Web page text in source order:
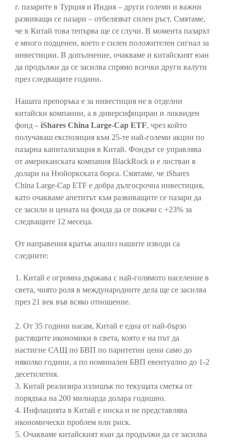
г. пазарите в Турция и Индия – други големи и важни
развиващи се пазари – отбелязват силен ръст. Смятаме,
че в Китай това тепърва ще се случи. В момента пазарът
е много подценен, което е силен положителен сигнал за
инвестиции. В допълнение, очакваме и китайският юан
да продължи да се засилва спрямо всички други валути
през следващите години.
Нашата препоръка е за инвестиция не в отделни
китайски компании, а в диверсифициран и ликвиден
фонд – iShares China Large-Cap ETF, чрез който
получаваш експозиция към 25-те най-големи акции по
пазарна капитализация в Китай. Фондът се управлява
от американската компания BlackRock и е листван в
долари на Нюйоркската борса. Смятаме, че iShares
China Large-Cap ETF е добра дългосрочна инвестиция,
като очакваме апетитът към развиващите се пазари да
се засили и цената на фонда да се покачи с +23% за
следващите 12 месеца.
От направения кратък анализ нашите изводи са
следните:
1. Китай е огромна държава с най-голямото население в
света, чиято роля в международните дела ще се засилва
през 21 век във всяко отношение.
2. От 35 години насам, Китай е една от най-бързо
растящите икономики в света, която е на път да
настигне САЩ по БВП по паритетни цени само до
няколко години, а по номинален БВП евентуално до 1-2
десетилетия.
3. Китай реализира излишък по текущата сметка от
порядъка на 200 милиарда долара годишно.
4. Инфлацията в Китай е ниска и не представлява
икономически проблем или риск.
5. Очакваме китайският юан да продължи да се засилва